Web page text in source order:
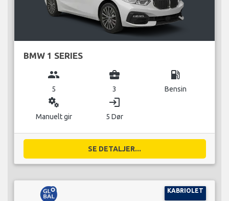
BMW 1 SERIES
group
5
business_center
3
local_gas_station
Bensin
miscellaneous_services
Manuelt gir
login
5 Dør
SE DETALJER...
KABRIOLET